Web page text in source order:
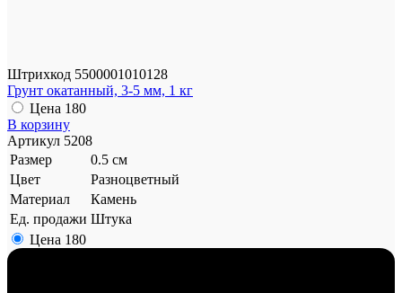
Штрихкод 5500001010128
Грунт окатанный, 3-5 мм, 1 кг
Цена 180
В корзину
Артикул 5208
Размер
0.5 см
Цвет
Разноцветный
Материал
Камень
Ед. продажи Штука
Цена 180